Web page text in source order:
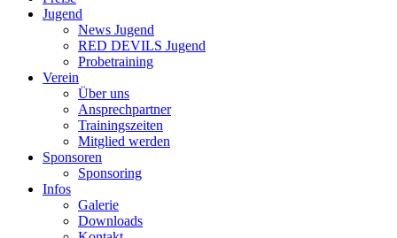
Jugend
News Jugend
RED DEVILS Jugend
Probetraining
Verein
Über uns
Ansprechpartner
Trainingszeiten
Mitglied werden
Sponsoren
Sponsoring
Infos
Galerie
Downloads